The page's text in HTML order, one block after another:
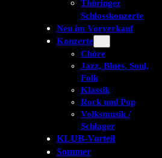
Thüringer
Schlosskonzerte
Neu im Vorverkauf
Konzerte
Chöre
Jazz, Blues, Soul,
Folk
Klassik
Rock und Pop
Volksmusik /
Schlager
KLUB-Vorteil
Sommer